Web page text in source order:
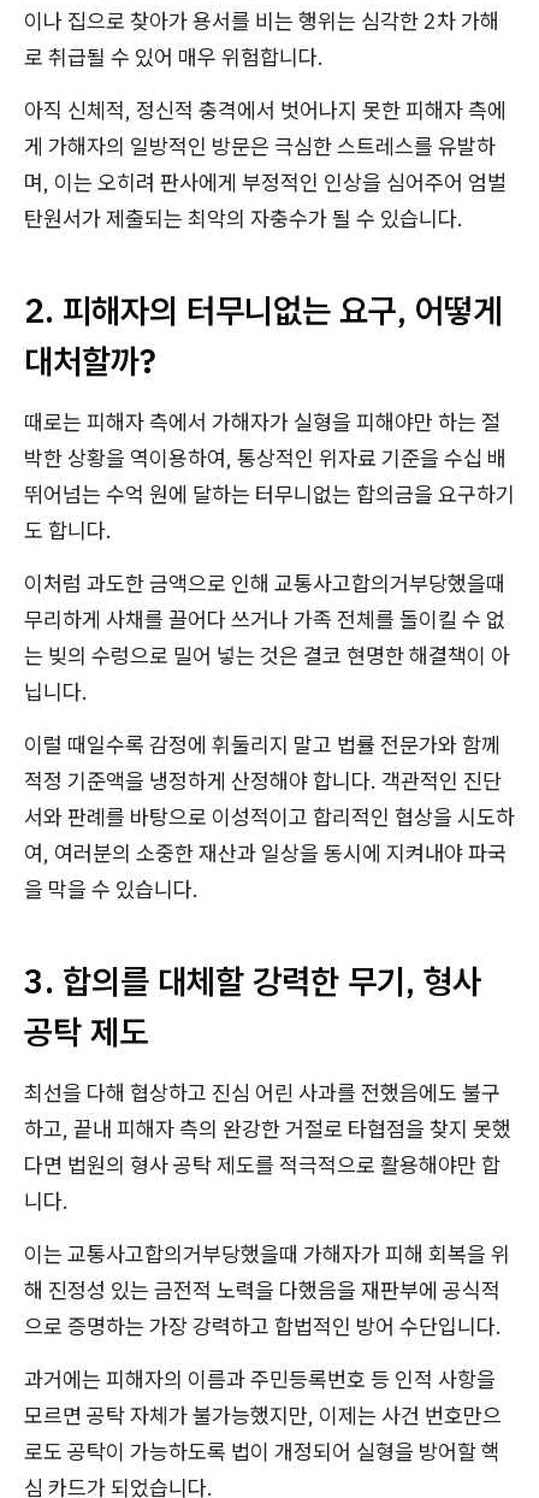
이나 집으로 찾아가 용서를 비는 행위는 심각한 2차 가해
로 취급될 수 있어 매우 위험합니다.
아직 신체적, 정신적 충격에서 벗어나지 못한 피해자 측에
게 가해자의 일방적인 방문은 극심한 스트레스를 유발하
며, 이는 오히려 판사에게 부정적인 인상을 심어주어 엄벌
탄원서가 제출되는 최악의 자충수가 될 수 있습니다.
2. 피해자의 터무니없는 요구, 어떻게
대처할까?
때로는 피해자 측에서 가해자가 실형을 피해야만 하는 절
박한 상황을 역이용하여, 통상적인 위자료 기준을 수십 배
뛰어넘는 수억 원에 달하는 터무니없는 합의금을 요구하기
도 합니다.
이처럼 과도한 금액으로 인해 교통사고합의거부당했을때
무리하게 사채를 끌어다 쓰거나 가족 전체를 돌이킬 수 없
는 빚의 수렁으로 밀어 넣는 것은 결코 현명한 해결책이 아
닙니다.
이럴 때일수록 감정에 휘둘리지 말고 법률 전문가와 함께
적정 기준액을 냉정하게 산정해야 합니다. 객관적인 진단
서와 판례를 바탕으로 이성적이고 합리적인 협상을 시도하
여, 여러분의 소중한 재산과 일상을 동시에 지켜내야 파국
을 막을 수 있습니다.
3. 합의를 대체할 강력한 무기, 형사
공탁 제도
최선을 다해 협상하고 진심 어린 사과를 전했음에도 불구
하고, 끝내 피해자 측의 완강한 거절로 타협점을 찾지 못했
다면 법원의 형사 공탁 제도를 적극적으로 활용해야만 합
니다.
이는 교통사고합의거부당했을때 가해자가 피해 회복을 위
해 진정성 있는 금전적 노력을 다했음을 재판부에 공식적
으로 증명하는 가장 강력하고 합법적인 방어 수단입니다.
과거에는 피해자의 이름과 주민등록번호 등 인적 사항을
모르면 공탁 자체가 불가능했지만, 이제는 사건 번호만으
로도 공탁이 가능하도록 법이 개정되어 실형을 방어할 핵
심 카드가 되었습니다.